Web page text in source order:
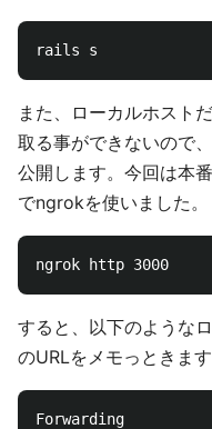
また、ローカルホスト
取る事ができないので
公開します。今回は本
でngrokを使いました。
すると、以下のような
のURLをメモっときます
Forwarding